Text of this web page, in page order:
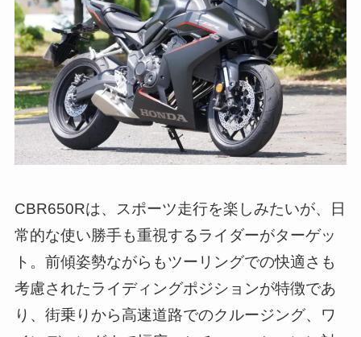
CBR650Rは、スポーツ走行を楽しみたいが、日
常的な使い勝手も重視するライダーがターゲッ
ト。前傾姿勢ながらもツーリングでの快適さも
考慮されたライディングポジションが特徴であ
り、街乗りから高速道路でのクルージング、ワ